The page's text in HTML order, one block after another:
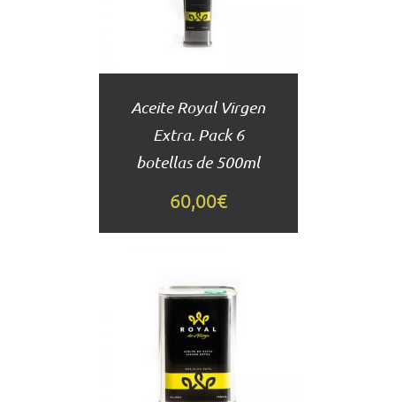
DETALLES
Aceite Royal Virgen
Extra. Pack 6
botellas de 500ml
60,00€
AÑADIR
AL
CARRITO
DETALLES